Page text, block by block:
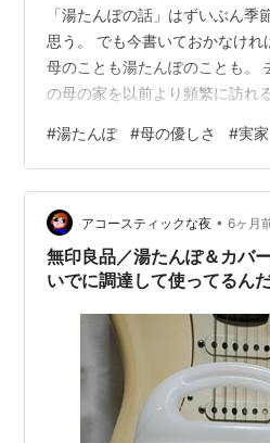
「湯たんぽの話」はずいぶん季
思う。 でも今書いておかなけれ
母のことも湯たんぽのことも。
の母の家を以前より頻繁に訪れ
た母が、あまり料理をしなくな
一緒に暮らしているが、二階に
でというように台所は完全に分
若い頃お姑さんとの関係で苦労
申し出たとき「お勝手は別々」
た。 それ以来ずっと、母は自分
#湯たんぽ #母の優しさ #実家
アコースティックな夜 • 6ヶ月
無印良品／湯たんぽ＆カバ
いでに調達して使ってるん